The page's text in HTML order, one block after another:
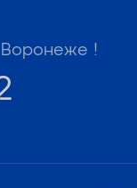
Воронеже !